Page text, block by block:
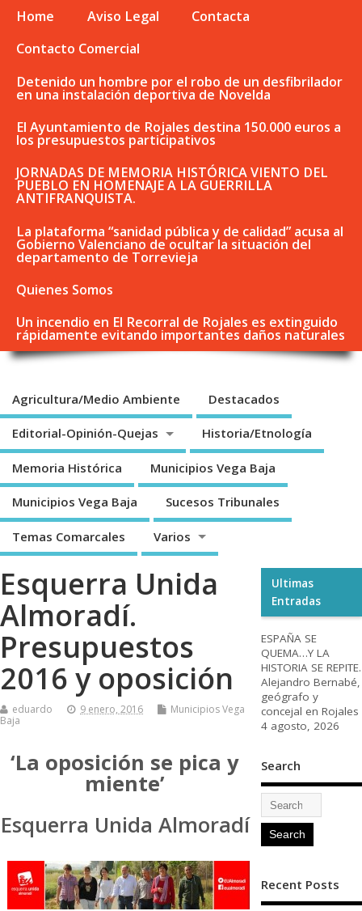
Home Aviso Legal
Contacta
Contacto Comercial
Detenido un hombre por el robo de un desfibrilador
en una instalación deportiva de Novelda
El Ayuntamiento de Rojales destina 150.000 euros a
los presupuestos participativos
JORNADAS DE MEMORIA HISTÓRICA VIENTO DEL
PUEBLO EN HOMENAJE A LA GUERRILLA
ANTIFRANQUISTA.
La plataforma “sanidad pública y de calidad” acusa al
Gobierno Valenciano de ocultar la situación del
departamento de Torrevieja
Quienes Somos
Un incendio en El Recorral de Rojales es extinguido
rápidamente evitando importantes daños naturales
Agricultura/Medio Ambiente Destacados
Editorial-Opinión-Quejas Historia/Etnología
Memoria Histórica Municipios Vega Baja
Municipios Vega Baja Sucesos Tribunales
Temas Comarcales Varios
Esquerra Unida
Almoradí.
Presupuestos
2016 y oposición
eduardo 9 enero, 2016
Municipios Vega
Baja
‘La oposición se pica y
miente’
Esquerra Unida Almoradí
Ultimas
Entradas
ESPAÑA SE
QUEMA…Y LA
HISTORIA SE REPITE.
Alejandro Bernabé,
geógrafo y
concejal en Rojales
4 agosto, 2026
Search
Recent Posts